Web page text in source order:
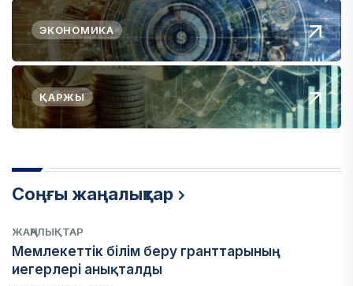
ЭКОНОМИКА
ҚАРЖЫ
Соңғы жаңалықтар
ЖАҢАЛЫҚТАР
Мемлекеттік білім беру гранттарының
иегерлері анықталды